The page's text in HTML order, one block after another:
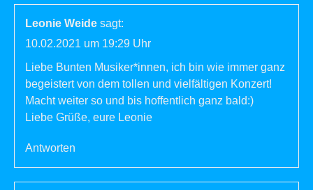
Leonie Weide sagt:
10.02.2021 um 19:29 Uhr
Liebe Bunten Musiker*innen, ich bin wie immer ganz
begeistert von dem tollen und vielfältigen Konzert!
Macht weiter so und bis hoffentlich ganz bald:)
Liebe Grüße, eure Leonie
Antworten